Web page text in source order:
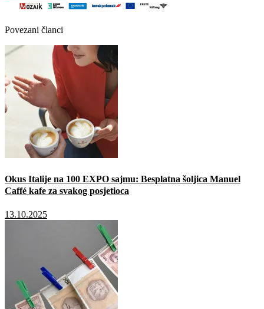
Povezani članci
Okus Italije na 100 EXPO sajmu: Besplatna šoljica Manuel
Caffé kafe za svakog posjetioca
13.10.2025